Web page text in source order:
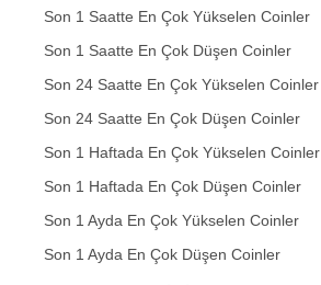
Son 1 Saatte En Çok Yükselen Coinler
Son 1 Saatte En Çok Düşen Coinler
Son 24 Saatte En Çok Yükselen Coinler
Son 24 Saatte En Çok Düşen Coinler
Son 1 Haftada En Çok Yükselen Coinler
Son 1 Haftada En Çok Düşen Coinler
Son 1 Ayda En Çok Yükselen Coinler
Son 1 Ayda En Çok Düşen Coinler